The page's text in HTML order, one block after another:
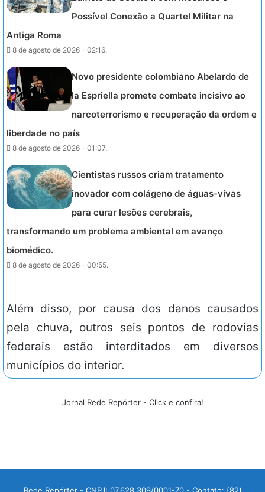
Possível Conexão a Quartel Militar na
Antiga Roma
8 de agosto de 2026 - 02:16.
Novo presidente colombiano Abelardo de
la Espriella promete combate incisivo ao
narcoterrorismo e recuperação da ordem e
liberdade no país
8 de agosto de 2026 - 01:07.
Cientistas russos criam tratamento
inovador com colágeno de águas-vivas
para curar lesões cerebrais,
transformando um problema ambiental em avanço
biomédico.
8 de agosto de 2026 - 00:55.
Além disso, por causa dos danos causados
pela chuva, outros seis pontos de rodovias
federais estão interditados em diversos
municípios do interior.
Jornal Rede Repórter - Click e confira!
Rede Repórter - CNPJ: 07.628.309/0001-70 - Contato: (82)